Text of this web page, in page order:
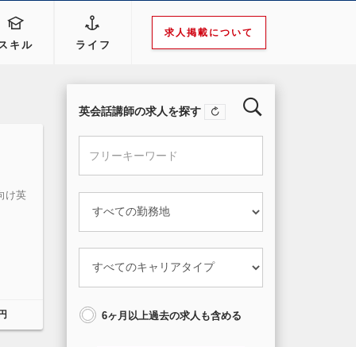
キル ライフ
求人掲載について
け英
英会話講師の求人を探す
6ヶ月以上過去の求人も含める